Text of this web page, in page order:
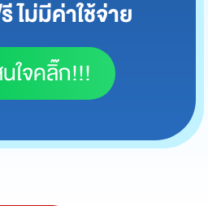
ไม่มีค่าใช้จ่าย
ใจคลิ๊ก!!!